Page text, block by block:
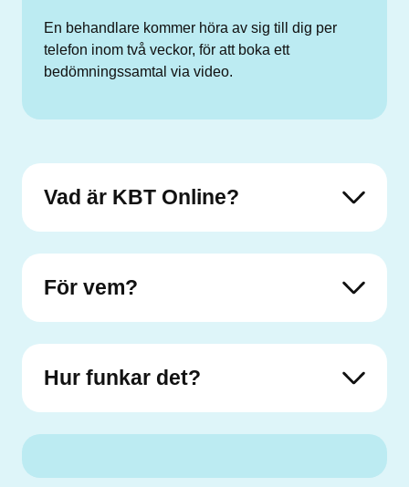
En behandlare kommer höra av sig till dig per
telefon inom två veckor, för att boka ett
bedömningssamtal via video.
Vad är KBT Online?
För vem?
Hur funkar det?